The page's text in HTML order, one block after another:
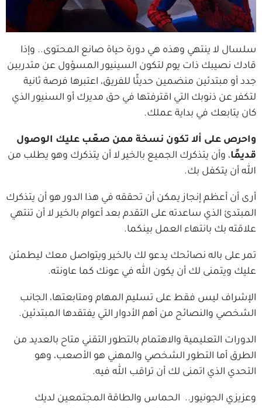
سلسال لا ينتهي وهذه هي دورة حياة صانع المحتوى.. وإذا
قادك نصيبك ذات يوم لتكون السينيور المسؤول عن متدربين
جدد أو مبتدئين منضمين حديثًا للفريق، اعتبرها فرصة ثانية
لتكفر عن ذنوبك التي اقترفتها في حق مديرك أو السنيور الذي
كان يتابعك في بداية عملك.
واحرص على ألا تكون نسخة ممن صعّب عليك الوصول
قديمًا، وأن يتذكرك الجميع بالخير لا أن يتذكرك وهو يطلب من
الله أن يتكفل بك.
أرى أن أعظم إنجاز يمكن أن تحققه في هذا الدور هو أن يتذكرك
المبتدئ الذي ساعدته على التقدم بعد أعوام بالخير لا أن تنتهي
علاقته بك بانتهاء العمل بينكما.
تمر على باله نصائحك يدعو لك بالخير ويتواصل معك ليطمئن
عليك ويتمنى لك أن يكون الله في عونك كما عاونته.
الإشراف ليس فقط على تسليم المهام ومتابعتها، الجانب
الشخصي والنصائح من أهم الأدوار التي يفتقدها المبتدئين.
الدورات التعليمية والاهتمام بالتطور التقني متاح بالعديد من
الطرق أما التطور الشخصي والمهني هو الأصعب، وهو
التحدي الذي اتمنى لك أن تراقب الله فيه.
وعزيزي الجونيور.. الحماس والطاقة المجتمعين لديك